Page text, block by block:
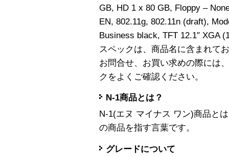
GB, HD 1 x 80 GB, Floppy –
EN, 802.11g, 802.11n (draft),
Business black, TFT 12.1″ XGA
スペックは、商品名に含まれて
お問合せ、お買い求めの際には
クをよくご確認ください。
N-1商品とは？
N-1(エヌ マイナス ワン)商品と
の商品を指す言葉です。
グレードについて